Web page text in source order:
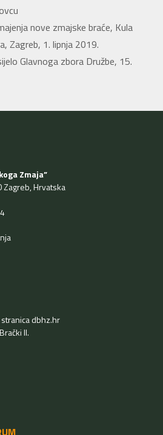
nove zmajske braće, Kula
Zagreb, 1. lipnja 2019.
Glavnoga zbora Družbe, 15.
Zmaja”
Zagreb, Hrvatska
dbhz.hr
II.